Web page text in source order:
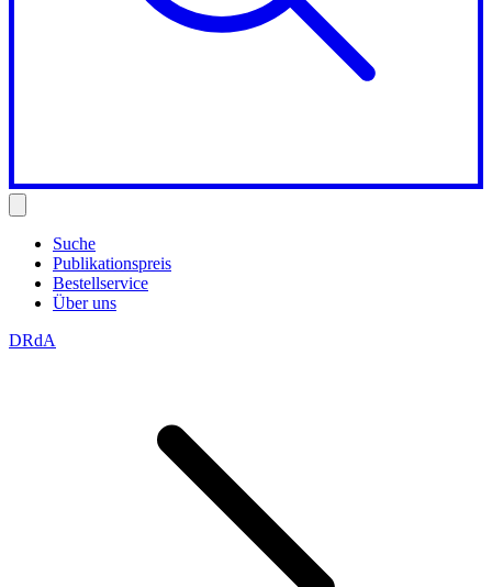
Suche
Publikationspreis
Bestellservice
Über uns
DRdA